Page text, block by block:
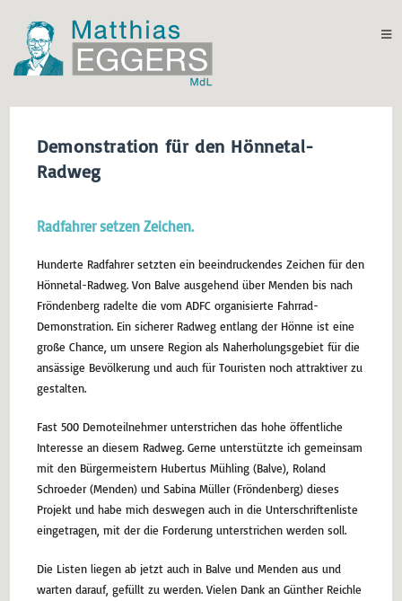
Demonstration für den Hönnetal-
Radweg
Radfahrer setzen Zeichen.
Hunderte Radfahrer setzten ein beeindruckendes Zeichen für den
Hönnetal-Radweg. Von Balve ausgehend über Menden bis nach
Fröndenberg radelte die vom ADFC organisierte Fahrrad-
Demonstration. Ein sicherer Radweg entlang der Hönne ist eine
große Chance, um unsere Region als Naherholungsgebiet für die
ansässige Bevölkerung und auch für Touristen noch attraktiver zu
gestalten.
Fast 500 Demoteilnehmer unterstrichen das hohe öffentliche
Interesse an diesem Radweg. Gerne unterstützte ich gemeinsam
mit den Bürgermeistern Hubertus Mühling (Balve), Roland
Schroeder (Menden) und Sabina Müller (Fröndenberg) dieses
Projekt und habe mich deswegen auch in die Unterschriftenliste
eingetragen, mit der die Forderung unterstrichen werden soll.
Die Listen liegen ab jetzt auch in Balve und Menden aus und
warten darauf, gefüllt zu werden. Vielen Dank an Günther Reichle